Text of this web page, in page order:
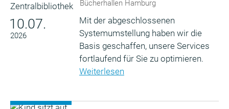
10.07.
2026
Bücherhallen Hamburg
Mit der abgeschlossenen
Systemumstellung haben wir die
Basis geschaffen, unsere Services
fortlaufend für Sie zu optimieren.
Weiterlesen